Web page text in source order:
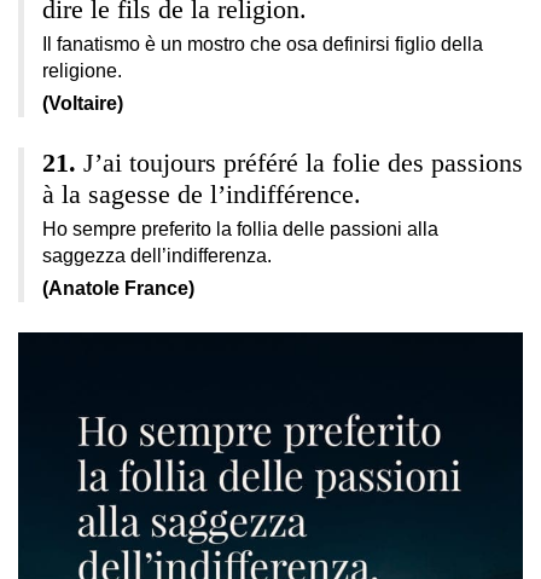
dire le fils de la religion.
Il fanatismo è un mostro che osa definirsi figlio della
religione.
(Voltaire)
J’ai toujours préféré la folie des passions
à la sagesse de l’indifférence.
Ho sempre preferito la follia delle passioni alla
saggezza dell’indifferenza.
(Anatole France)